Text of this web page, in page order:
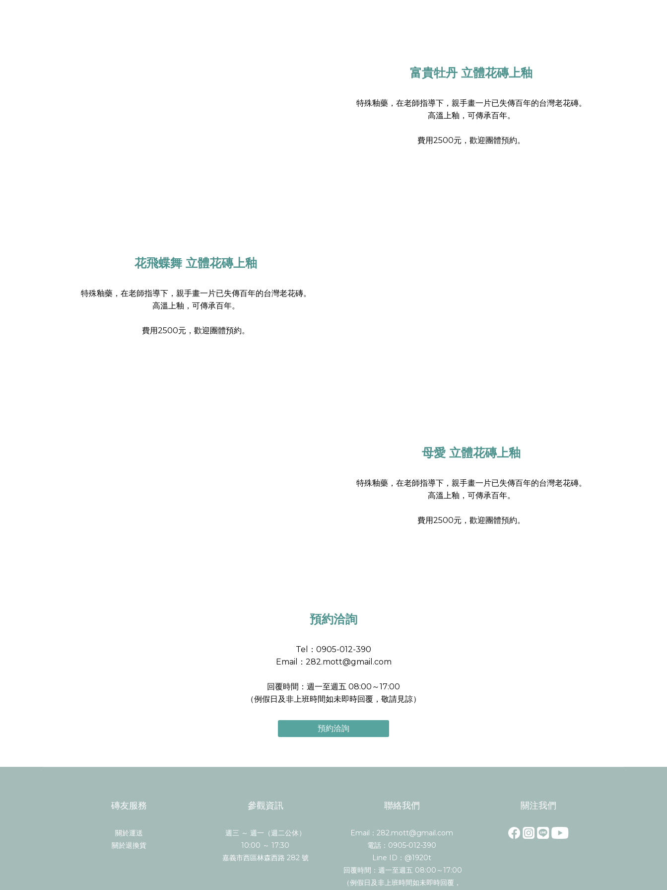
富貴牡丹 立體花磚上釉
特殊釉藥，在老師指導下，親手畫一片已失傳百年的台灣老花磚。
高溫上釉，可傳承百年。
費用2500元，歡迎團體預約。
花飛蝶舞 立體花磚上釉
特殊釉藥，在老師指導下，親手畫一片已失傳百年的台灣老花磚。
高溫上釉，可傳承百年。
費用2500元， 歡迎團體預約。
母愛 立體花磚上釉
特殊釉藥，在老師指導下，親手畫一片已失傳百年的台灣老花磚。
高溫上釉，可傳承百年。
費用2500元，歡迎團體預約。
預約洽詢
Tel：0905-012-390
Email：282.mott@gmail.com
回覆時間：週一至週五 08:00～17:00
（例假日及非上班時間如未即時回覆，敬請見諒）
預約洽詢
磚友服務
關於運送
關於退換貨
參觀資訊
週三 ～ 週一（週二公休）
10:00 ～ 17:30
嘉義市西區林森西路 282 號
聯絡我們
Email：282.mott@gmail.com
電話：0905-012-390
Line ID：@1920t
回覆時間：週一至週五 08:00～17:00
（例假日及非上班時間如未即時回覆，
關注我們